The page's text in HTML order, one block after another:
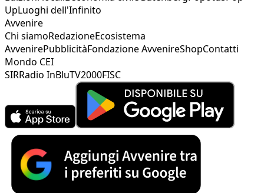
UpLuoghi dell'Infinito
Avvenire
Chi siamoRedazioneEcosistema
AvvenirePubblicitàFondazione AvvenireShopContatti
Mondo CEI
SIRRadio InBluTV2000FISC